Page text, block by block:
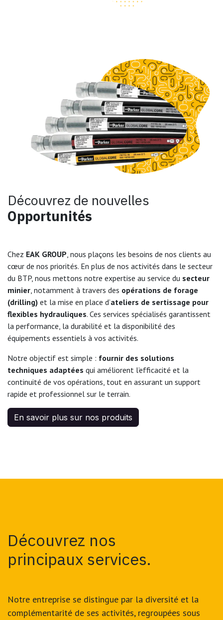
Découvrez de nouvelles
Opportunités
Chez EAK GROUP, nous plaçons les besoins de nos clients au
cœur de nos priorités. En plus de nos activités dans le secteur
du BTP, nous mettons notre expertise au service du secteur
minier, notamment à travers des opérations de forage
(drilling) et la mise en place d’ateliers de sertissage pour
flexibles hydrauliques. Ces services spécialisés garantissent
la performance, la durabilité et la disponibilité des
équipements essentiels à vos activités.
Notre objectif est simple : fournir des solutions
techniques adaptées qui améliorent l’efficacité et la
continuité de vos opérations, tout en assurant un support
rapide et professionnel sur le terrain.
En savoir plus sur nos produits
Découvrez nos
principaux services.
Notre entreprise se distingue par la diversité et la
complémentarité de ses activités, regroupées sous